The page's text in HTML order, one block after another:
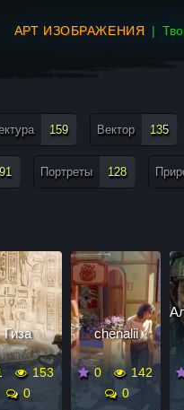
АРТ ИЗОБРАЖЕНИЯ
159 Вектор 135
Портреты 128
Гиза
153
0
chenalii
0
142
0